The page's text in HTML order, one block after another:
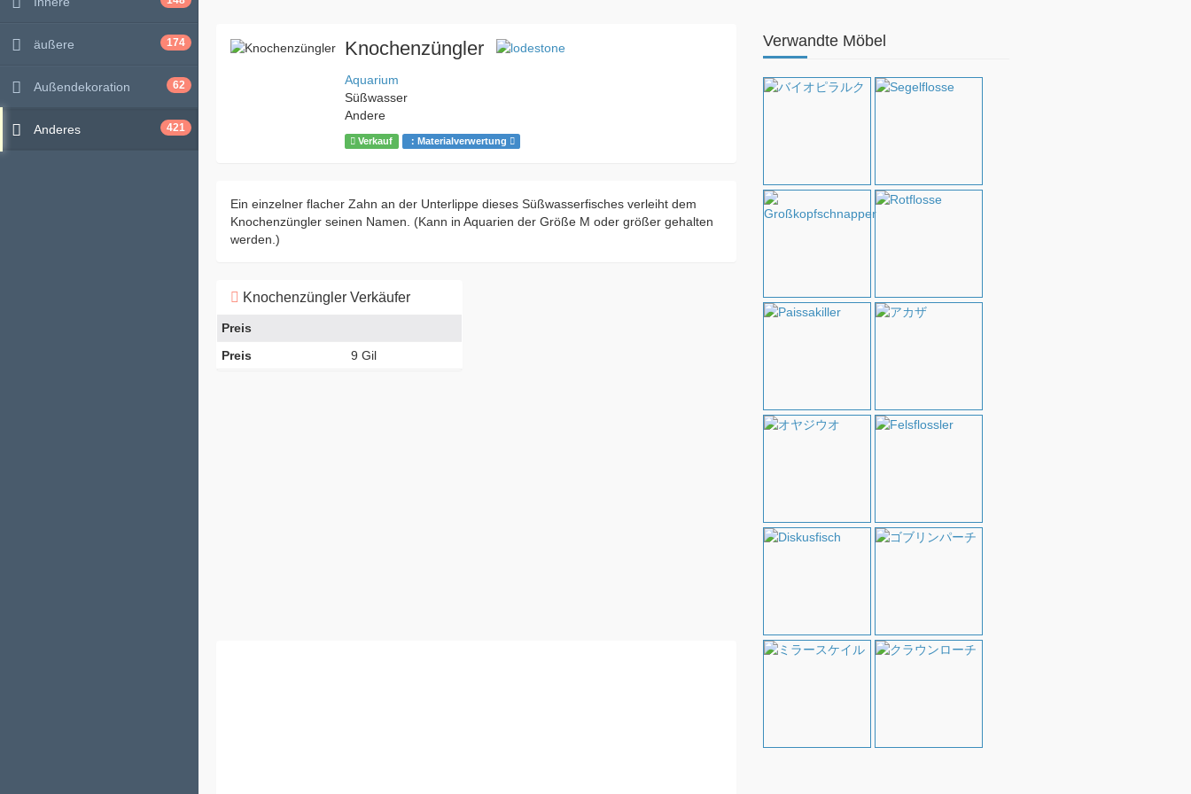
Knochenzüngler
Aquarium
Süßwasser
Andere
Verkauf ：Materialverwertung
Ein einzelner flacher Zahn an der Unterlippe dieses Süßwasserfisches verleiht dem
Knochenzüngler seinen Namen. (Kann in Aquarien der Größe M oder größer gehalten
werden.)
Knochenzüngler Verkäufer
Preis
Preis
9 Gil
Verwandte Möbel
äußere 174
Außendekoration 62
Anderes 421